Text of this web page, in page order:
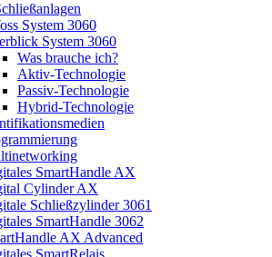
System 3060
System 3060
Was brauche ich?
Aktiv-Technologie
Passiv-Technologie
Hybrid-Technologie
SmartHandle AX
Cylinder AX
Schließzylinder 3061
SmartHandle 3062
AX Advanced